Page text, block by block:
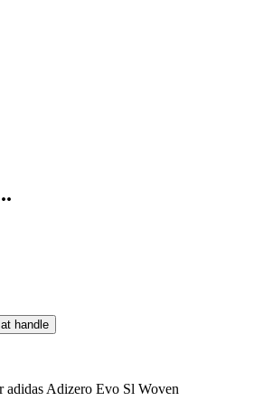
handle
Adizero Evo Sl Woven